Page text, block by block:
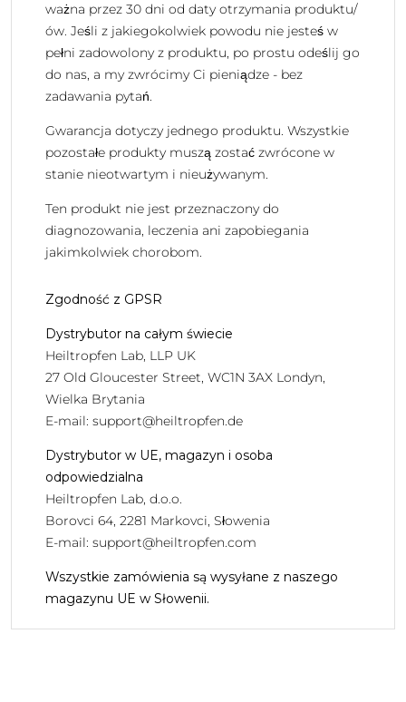
ważna przez 30 dni od daty otrzymania produktu/
ów. Jeśli z jakiegokolwiek powodu nie jesteś w
pełni zadowolony z produktu, po prostu odeślij go
do nas, a my zwrócimy Ci pieniądze - bez
zadawania pytań.
Gwarancja dotyczy jednego produktu. Wszystkie
pozostałe produkty muszą zostać zwrócone w
stanie nieotwartym i nieużywanym.
Ten produkt nie jest przeznaczony do
diagnozowania, leczenia ani zapobiegania
jakimkolwiek chorobom.
Zgodność z GPSR
Dystrybutor na całym świecie
Heiltropfen Lab, LLP UK
27 Old Gloucester Street, WC1N 3AX Londyn,
Wielka Brytania
E-mail: support@heiltropfen.de
Dystrybutor w UE, magazyn i osoba
odpowiedzialna
Heiltropfen Lab, d.o.o.
Borovci 64, 2281 Markovci, Słowenia
E-mail: support@heiltropfen.com
Wszystkie zamówienia są wysyłane z naszego
magazynu UE w Słowenii.